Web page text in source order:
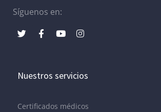
Síguenos en:
Nuestros servicios
Certificados médicos